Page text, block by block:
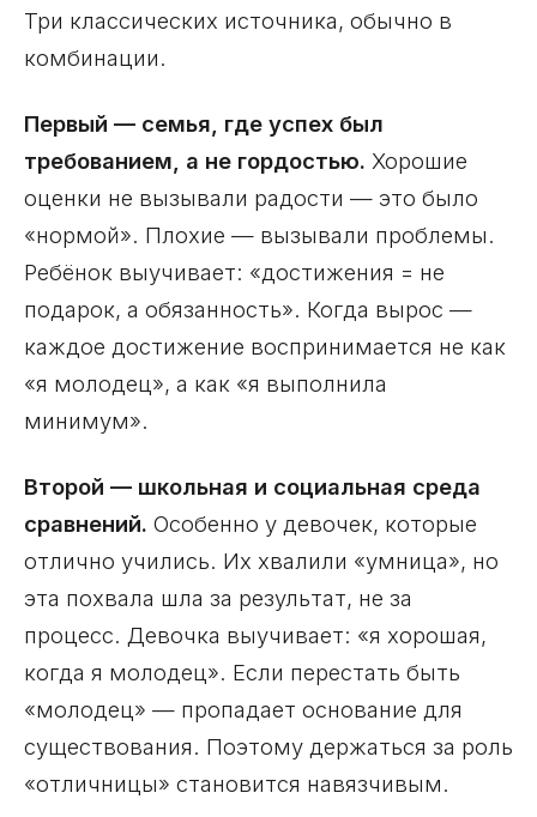
Три классических источника, обычно в
комбинации.
Первый — семья, где успех был
требованием, а не гордостью. Хорошие
оценки не вызывали радости — это было
«нормой». Плохие — вызывали проблемы.
Ребёнок выучивает: «достижения = не
подарок, а обязанность». Когда вырос —
каждое достижение воспринимается не как
«я молодец», а как «я выполнила
минимум».
Второй — школьная и социальная среда
сравнений. Особенно у девочек, которые
отлично учились. Их хвалили «умница», но
эта похвала шла за результат, не за
процесс. Девочка выучивает: «я хорошая,
когда я молодец». Если перестать быть
«молодец» — пропадает основание для
существования. Поэтому держаться за роль
«отличницы» становится навязчивым.